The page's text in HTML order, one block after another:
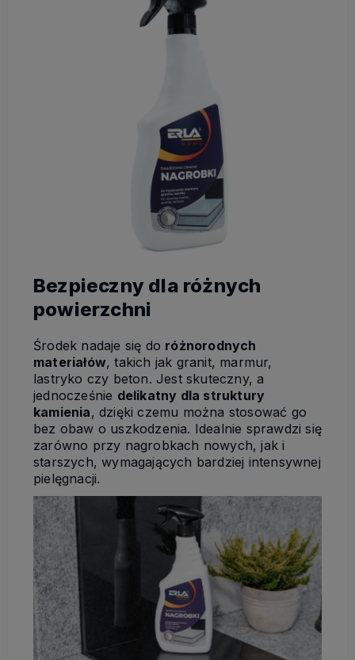
Bezpieczny dla różnych
powierzchni
Środek nadaje się do różnorodnych
materiałów, takich jak granit, marmur,
lastryko czy beton. Jest skuteczny, a
jednocześnie delikatny dla struktury
kamienia, dzięki czemu można stosować go
bez obaw o uszkodzenia. Idealnie sprawdzi się
zarówno przy nagrobkach nowych, jak i
starszych, wymagających bardziej intensywnej
pielęgnacji.